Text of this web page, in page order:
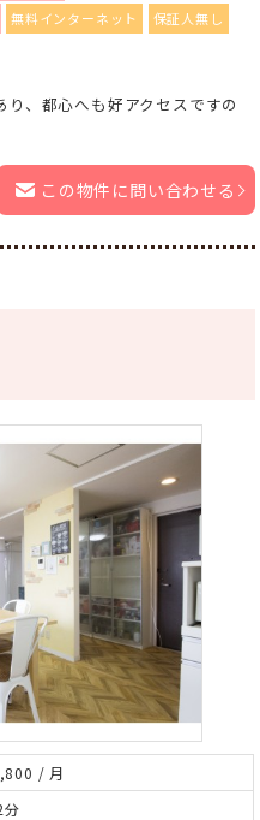
無料インターネット
保証人無し
、都心へも好アクセスですの
この物件に問い合わせる
/ 月
分